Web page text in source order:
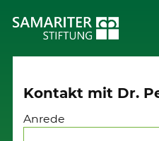
Kontakt mit Dr.
Anrede